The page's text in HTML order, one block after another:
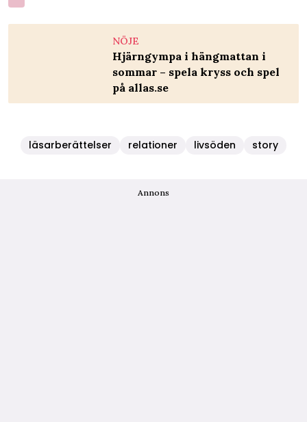
NÖJE
Hjärngympa i hängmattan i
sommar – spela kryss och spel
på allas.se
läsarberättelser relationer livsöden story
Annons